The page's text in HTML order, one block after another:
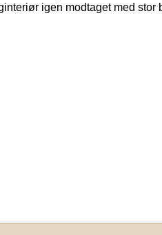
igen modtaget med stor